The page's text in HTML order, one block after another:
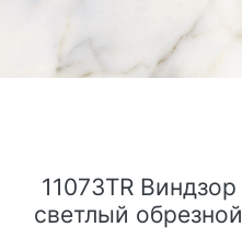
11073TR Виндзор
светлый обрезной